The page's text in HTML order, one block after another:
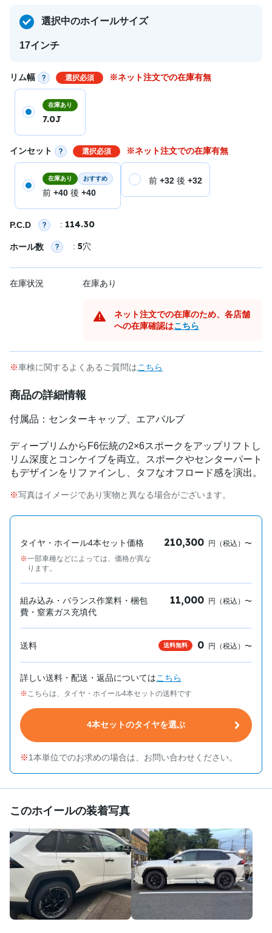
選択中のホイールサイズ
17インチ
リム幅 選択必須 ※ネット注文での在庫有無
在庫あり
7.0J
インセット 選択必須 ※ネット注文での在庫有無
在庫あり おすすめ
前 +40 後 +40
前 +32 後 +32
P.C.D : 114.30
ホール数 : 5穴
在庫状況 在庫あり
ネット注文での在庫のため、各店舗
への在庫確認はこちら
車検に関するよくあるご質問はこちら
商品の詳細情報
付属品：センターキャップ、エアバルブ
ディープリムからF6伝統の2×6スポークをアップリフトし
リム深度とコンケイブを両立。スポークやセンターパート
もデザインをリファインし、タフなオフロード感を演出。
写真はイメージであり実物と異なる場合がございます。
タイヤ・ホイール4本セット価格
一部車種などによっては、価格が異な
ります。
210,300 円（税込）〜
組み込み・バランス作業料・梱包
費・窒素ガス充填代
11,000 円（税込）〜
送料 送料無料 0 円（税込）〜
詳しい送料・配送・返品についてはこちら
こちらは、タイヤ・ホイール4本セットの送料です
4本セットのタイヤを選ぶ
1本単位でのお求めの場合は、お問い合わせください。
このホイールの装着写真